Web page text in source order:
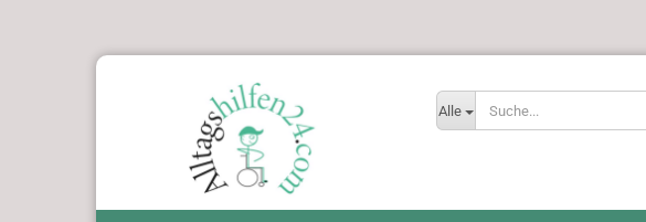
Alle